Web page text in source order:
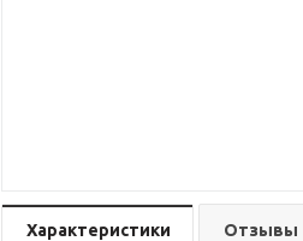
Характеристики Отзывы